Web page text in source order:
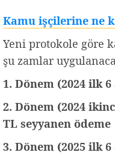
Kamu işçilerine ne
Yeni protokole göre
şu zamlar
1. Dönem (2024 ilk 6
2. Dönem (2024
TL seyyanen ödeme
3. Dönem (2025 ilk 6